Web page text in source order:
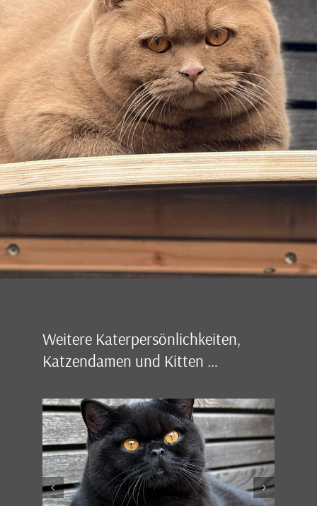
Weitere Katerpersönlichkeiten,
Katzendamen und Kitten …
Michl